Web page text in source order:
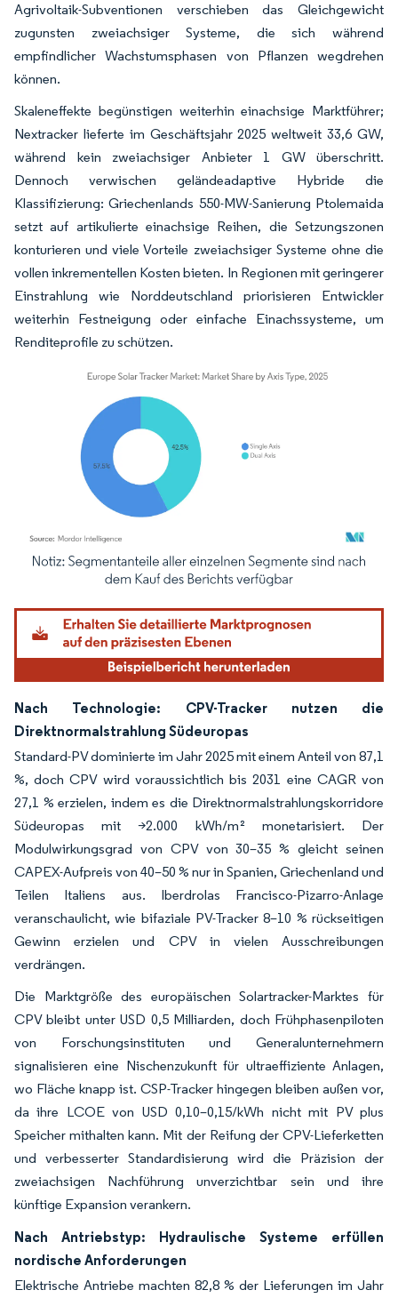
Agrivoltaik-Subventionen verschieben das Gleichgewicht
zugunsten zweiachsiger Systeme, die sich während
empfindlicher Wachstumsphasen von Pflanzen wegdrehen
können.
Skaleneffekte begünstigen weiterhin einachsige Marktführer;
Nextracker lieferte im Geschäftsjahr 2025 weltweit 33,6 GW,
während kein zweiachsiger Anbieter 1 GW überschritt.
Dennoch verwischen geländeadaptive Hybride die
Klassifizierung: Griechenlands 550-MW-Sanierung Ptolemaida
setzt auf artikulierte einachsige Reihen, die Setzungszonen
konturieren und viele Vorteile zweiachsiger Systeme ohne die
vollen inkrementellen Kosten bieten. In Regionen mit geringerer
Einstrahlung wie Norddeutschland priorisieren Entwickler
weiterhin Festneigung oder einfache Einachssysteme, um
Renditeprofile zu schützen.
Bild © Mordor Intelligence. Wiederverwendung erfordert Namensnennung
Nach Technologie: CPV-Tracker nutzen die
Direktnormalstrahlung Südeuropas
Standard-PV dominierte im Jahr 2025 mit einem Anteil von 87,1
%, doch CPV wird voraussichtlich bis 2031 eine CAGR von
27,1 % erzielen, indem es die Direktnormalstrahlungskorridore
Südeuropas mit >2.000 kWh/m² monetarisiert. Der
Modulwirkungsgrad von CPV von 30–35 % gleicht seinen
CAPEX-Aufpreis von 40–50 % nur in Spanien, Griechenland und
Teilen Italiens aus. Iberdrolas Francisco-Pizarro-Anlage
veranschaulicht, wie bifaziale PV-Tracker 8–10 % rückseitigen
Gewinn erzielen und CPV in vielen Ausschreibungen
verdrängen.
Die Marktgröße des europäischen Solartracker-Marktes für
CPV bleibt unter USD 0,5 Milliarden, doch Frühphasenpiloten
von Forschungsinstituten und Generalunternehmern
signalisieren eine Nischenzukunft für ultraeffiziente Anlagen,
wo Fläche knapp ist. CSP-Tracker hingegen bleiben außen vor,
da ihre LCOE von USD 0,10–0,15/kWh nicht mit PV plus
Speicher mithalten kann. Mit der Reifung der CPV-Lieferketten
und verbesserter Standardisierung wird die Präzision der
zweiachsigen Nachführung unverzichtbar sein und ihre
künftige Expansion verankern.
Nach Antriebstyp: Hydraulische Systeme erfüllen
nordische Anforderungen
Elektrische Antriebe machten 82,8 % der Lieferungen im Jahr